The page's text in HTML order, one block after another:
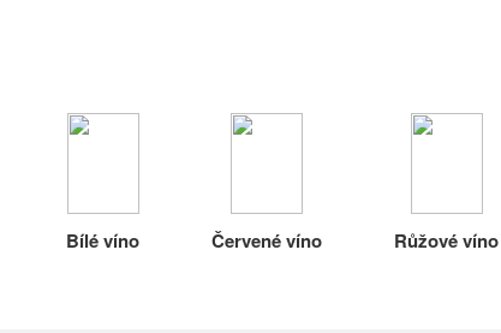
Bílé víno Červené víno Růžové víno